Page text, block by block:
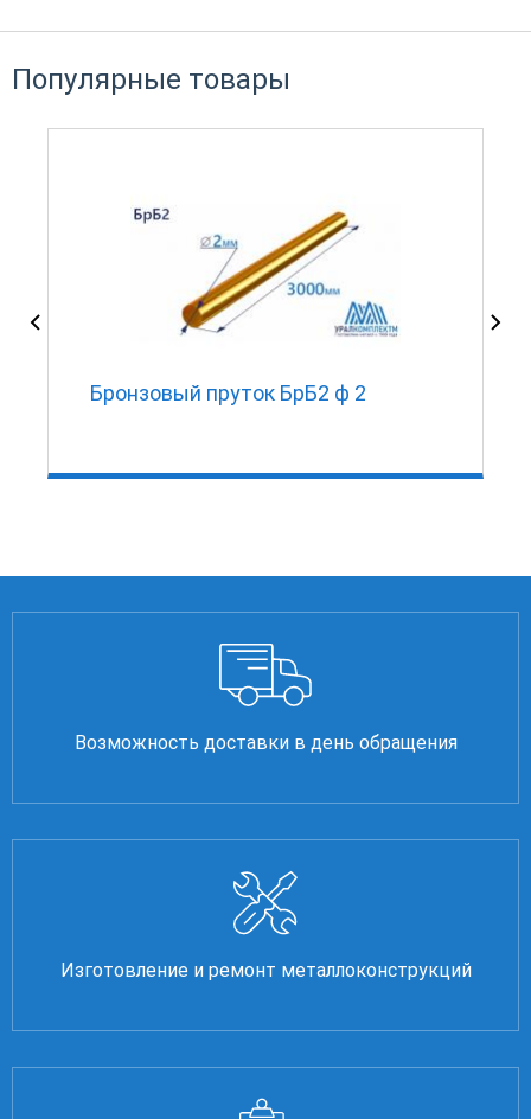
Популярные товары
Бронзовый пруток БрБ2 ф 2
Возможность доставки в день обращения
Изготовление и ремонт металлоконструкций